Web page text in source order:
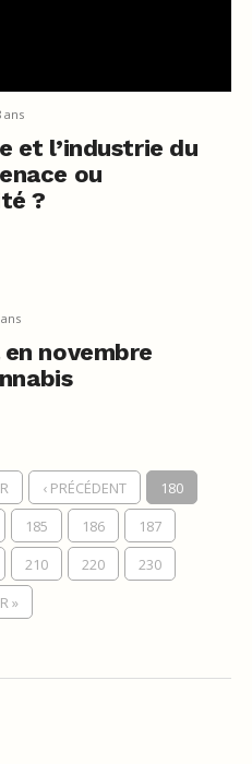
ans
et l’industrie du
ou
?
novembre
‹ PRÉCÉDENT
180
185 186
187
210 220
230
»